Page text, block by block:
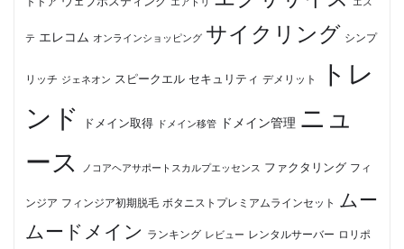
テ エレコム オンラインショッピング サイクリング シンプ
リッチ ジェネオン スピークエル セキュリティ デメリット
トレ
ンド
ドメイン取得 ドメイン移管 ドメイン管理 ニュ
ース
ノコアヘアサポートスカルプエッセンス ファクタリング フィ
ンジア フィンジア初期脱毛 ボタニストプレミアムラインセット ムー
ムードメイン ランキング レビュー レンタルサーバー ロリポ